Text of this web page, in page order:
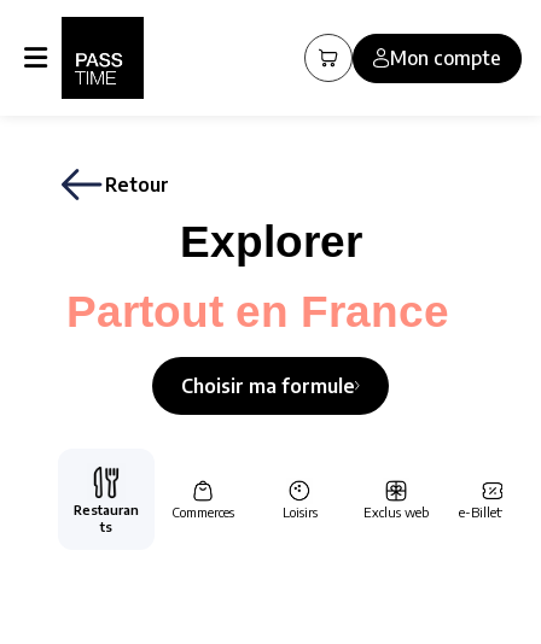
Mon compte
Retour
Explorer
Partout en France
Choisir ma formule
Restauran
ts
Commerces Loisirs Exclus web e-Billetterie
Panneau de gestion des cookies